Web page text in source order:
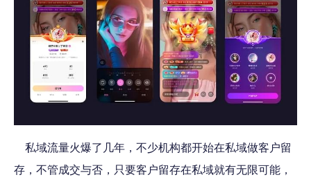
私域流量火爆了几年，不少机构都开始在私域做客户留
存，不管成交与否，只要客户留存在私域就有无限可能，